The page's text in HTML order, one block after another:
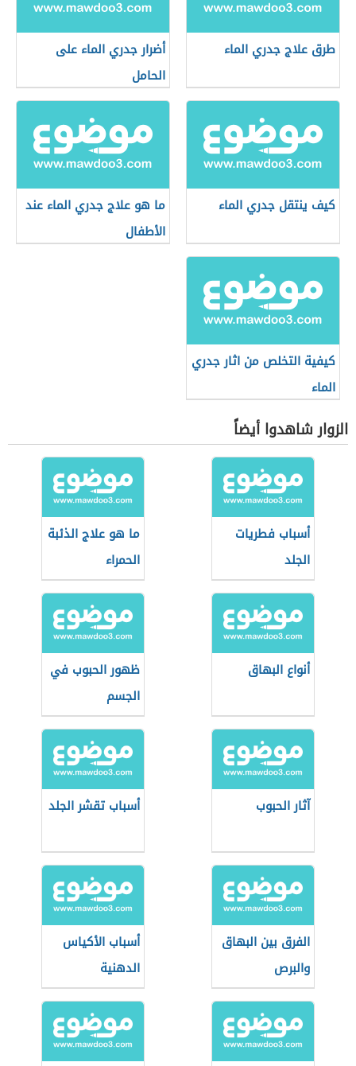
طرق علاج جدري الماء
أضرار جدري الماء على
الحامل
كيف ينتقل جدري الماء
ما هو علاج جدري الماء عند
الأطفال
كيفية التخلص من اثار جدري
الماء
الزوار شاهدوا أيضاً
أسباب فطريات
الجلد
ما هو علاج الذئبة
الحمراء
أنواع البهاق
ظهور الحبوب في
الجسم
آثار الحبوب أسباب تقشر الجلد
الفرق بين البهاق
والبرص
أسباب الأكياس
الدهنية